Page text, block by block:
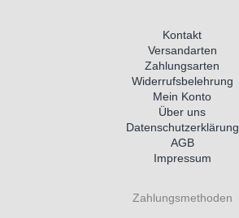
Kontakt
Versandarten
Zahlungsarten
Widerrufsbelehrung
Mein Konto
Über uns
Datenschutzerklärung
AGB
Impressum
Zahlungsmethoden